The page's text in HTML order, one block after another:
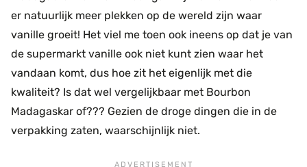
er natuurlijk meer plekken op de wereld zijn waar
vanille groeit! Het viel me toen ook ineens op dat je van
de supermarkt vanille ook niet kunt zien waar het
vandaan komt, dus hoe zit het eigenlijk met die
kwaliteit? Is dat wel vergelijkbaar met Bourbon
Madagaskar of??? Gezien de droge dingen die in de
verpakking zaten, waarschijnlijk niet.